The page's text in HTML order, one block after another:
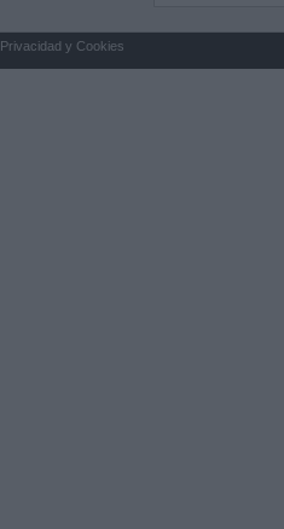
Privacidad y Cookies